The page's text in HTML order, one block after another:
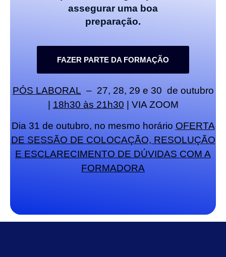
assegurar uma boa
preparação.
FAZER PARTE DA FORMAÇÃO
PÓS LABORAL – 27, 28, 29 e 30 de outubro
| 18h30 às 21h30 | VIA ZOOM
Dia 31 de outubro, no mesmo horário OFERTA
DE SESSÃO DE COLOCAÇÃO, RESOLUÇÃO
E ESCLARECIMENTO DE DÚVIDAS COM A
FORMADORA